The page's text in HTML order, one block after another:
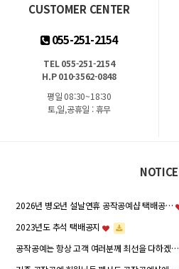
CUSTOMER CENTER
055-251-2154
TEL 055-251-2154
H.P 010-3562-0848
평일 08:30~18:30
토,일,공휴일 : 휴무
NOTICE
2026년 병오년 설날연휴 공작공예샵 택배공…
2023년도 추석 택배공지
공작공예는 항상 고객 여러분께 최선을 다하겠…